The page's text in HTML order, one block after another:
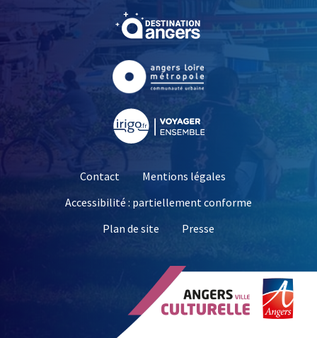
, Ouvre une nouvelle
, Ouvre une nouvelle
Contact
Mentions légales
Accessibilité : partiellement conforme
Plan de site
Presse